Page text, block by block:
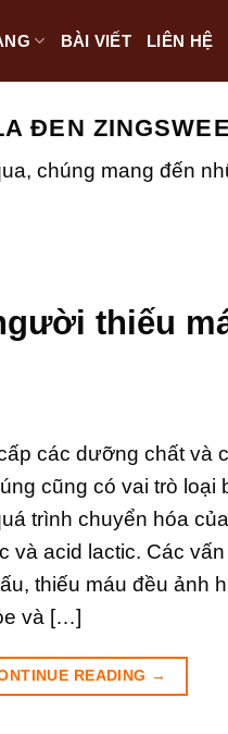
BÀI VIẾT LIÊN HỆ
ĐEN
chúng mang đến
thiếu
các dưỡng chất và
cũng có vai trò loại
trình chuyển hóa
và acid lactic. Các
thiếu máu đều ảnh
và […]
READING →